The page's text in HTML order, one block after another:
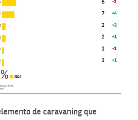
de caravaning que